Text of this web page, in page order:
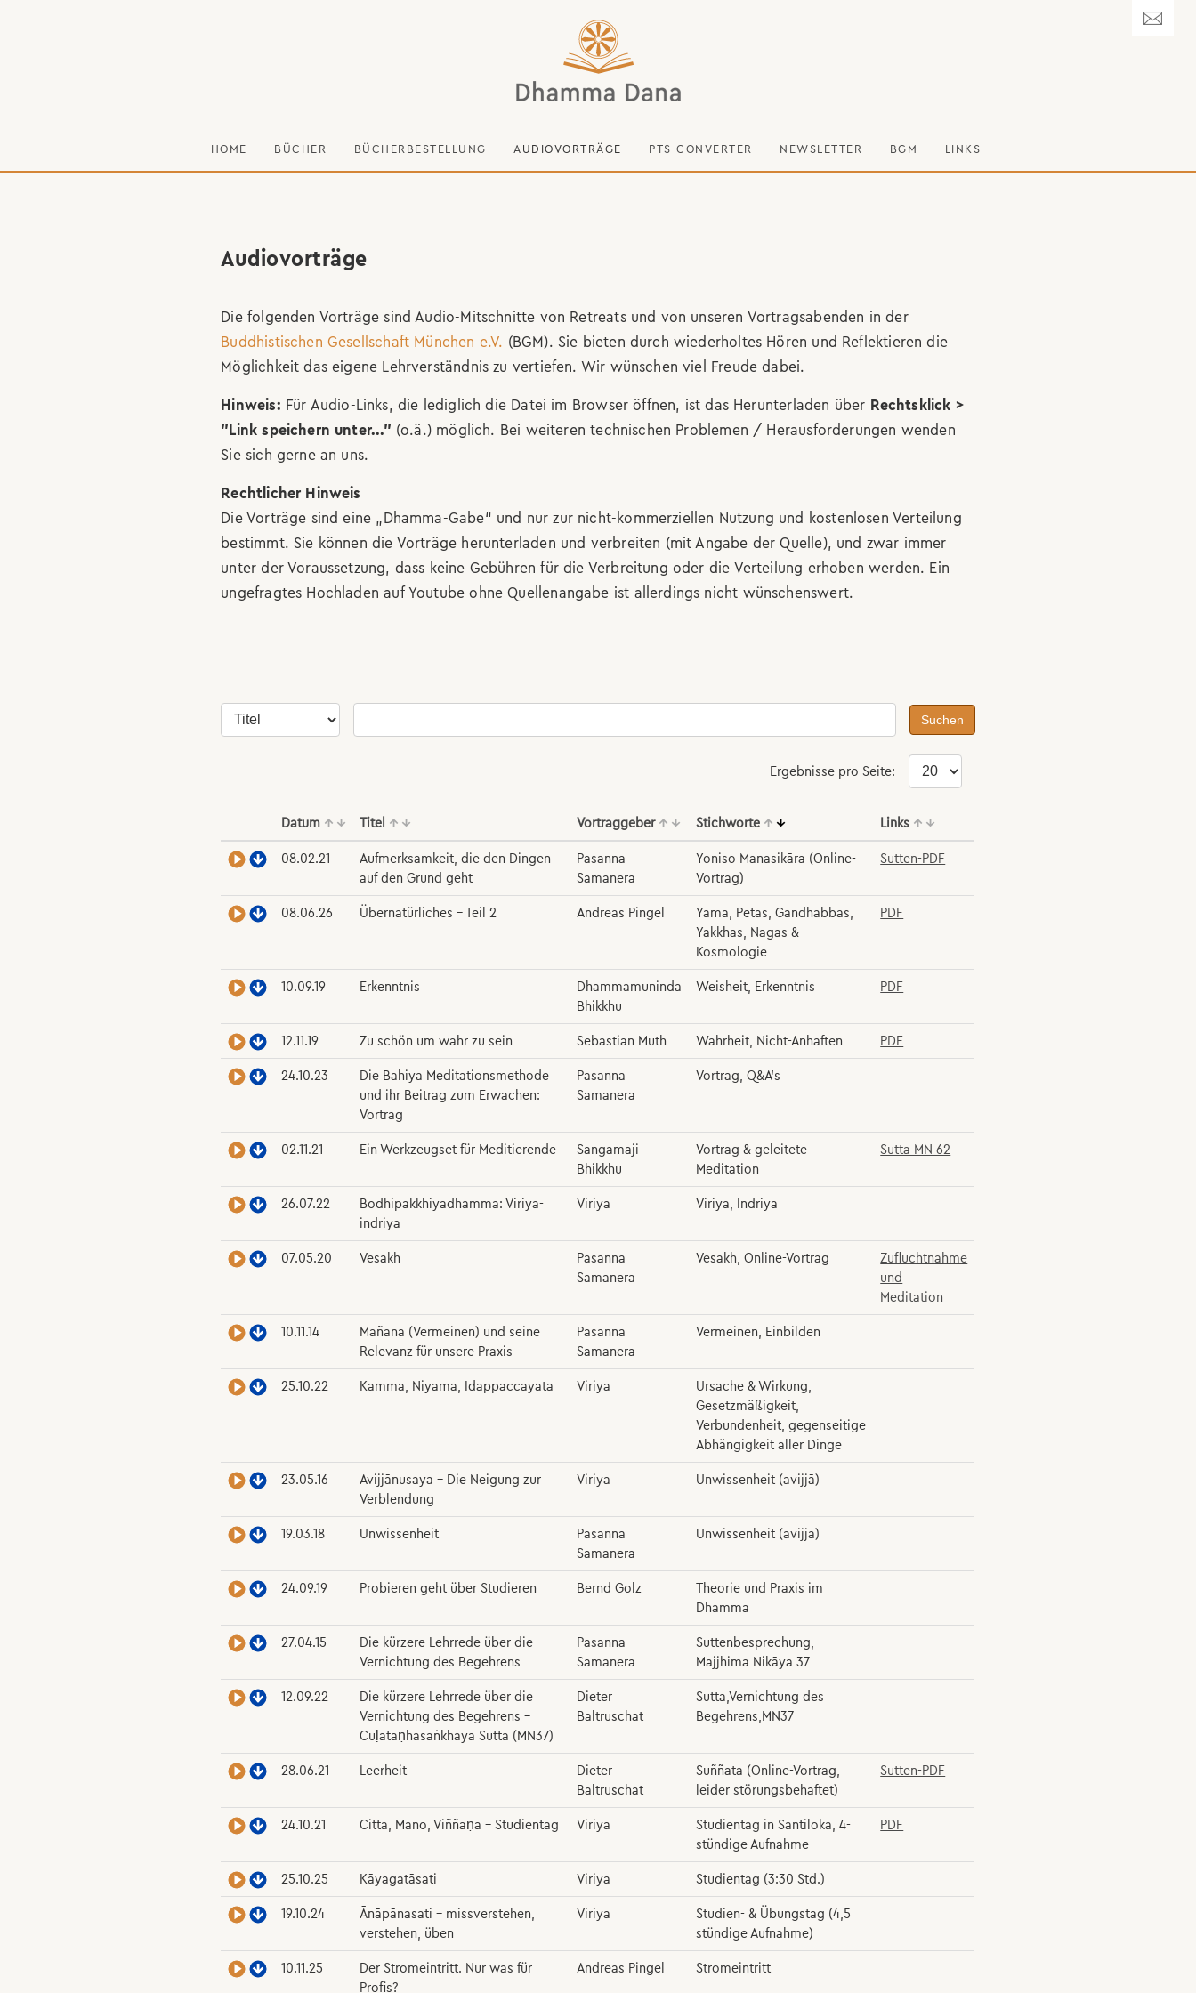
HOME BÜCHER BÜCHERBESTELLUNG AUDIOVORTRÄGE PTS-CONVERTER NEWSLETTER BGM LINKS
Audiovorträge
Die folgenden Vorträge sind Audio-Mitschnitte von Retreats und von unseren Vortragsabenden in der
Buddhistischen Gesellschaft München e.V. (BGM). Sie bieten durch wiederholtes Hören und Reflektieren die
Möglichkeit das eigene Lehrverständnis zu vertiefen. Wir wünschen viel Freude dabei.
Hinweis: Für Audio-Links, die lediglich die Datei im Browser öffnen, ist das Herunterladen über Rechtsklick >
"Link speichern unter..." (o.ä.) möglich. Bei weiteren technischen Problemen / Herausforderungen wenden
Sie sich gerne an uns.
Rechtlicher Hinweis
Die Vorträge sind eine „Dhamma-Gabe“ und nur zur nicht-kommerziellen Nutzung und kostenlosen Verteilung
bestimmt. Sie können die Vorträge herunterladen und verbreiten (mit Angabe der Quelle), und zwar immer
unter der Voraussetzung, dass keine Gebühren für die Verbreitung oder die Verteilung erhoben werden. Ein
ungefragtes Hochladen auf Youtube ohne Quellenangabe ist allerdings nicht wünschenswert.
Suchen
Ergebnisse pro Seite:
Datum ↑ ↓ Titel ↑ ↓ Vortraggeber ↑ ↓ Stichworte ↑ ↓ Links ↑ ↓
08.02.21
Aufmerksamkeit, die den Dingen
auf den Grund geht
Pasanna
Samanera
Yoniso Manasikāra (Online-
Vortrag)
Sutten-PDF
08.06.26 Übernatürliches – Teil 2 Andreas Pingel
Yama, Petas, Gandhabbas,
Yakkhas, Nagas &
Kosmologie
PDF
10.09.19 Erkenntnis
Dhammamuninda
Bhikkhu
Weisheit, Erkenntnis PDF
12.11.19 Zu schön um wahr zu sein Sebastian Muth Wahrheit, Nicht-Anhaften PDF
24.10.23
Die Bahiya Meditationsmethode
und ihr Beitrag zum Erwachen:
Vortrag
Pasanna
Samanera
Vortrag, Q&A's
02.11.21 Ein Werkzeugset für Meditierende
Sangamaji
Bhikkhu
Vortrag & geleitete
Meditation
Sutta MN 62
26.07.22
Bodhipakkhiyadhamma: Viriya-
indriya
Viriya Viriya, Indriya
07.05.20 Vesakh
Pasanna
Samanera
Vesakh, Online-Vortrag
Zufluchtnahme
und
Meditation
10.11.14
Mañana (Vermeinen) und seine
Relevanz für unsere Praxis
Pasanna
Samanera
Vermeinen, Einbilden
25.10.22 Kamma, Niyama, Idappaccayata Viriya
Ursache & Wirkung,
Gesetzmäßigkeit,
Verbundenheit, gegenseitige
Abhängigkeit aller Dinge
23.05.16
Avijjānusaya – Die Neigung zur
Verblendung
Viriya Unwissenheit (avijjā)
19.03.18 Unwissenheit
Pasanna
Samanera
Unwissenheit (avijjā)
24.09.19 Probieren geht über Studieren Bernd Golz
Theorie und Praxis im
Dhamma
27.04.15
Die kürzere Lehrrede über die
Vernichtung des Begehrens
Pasanna
Samanera
Suttenbesprechung,
Majjhima Nikāya 37
12.09.22
Die kürzere Lehrrede über die
Vernichtung des Begehrens –
Cūḷataṇhāsaṅkhaya Sutta (MN37)
Dieter
Baltruschat
Sutta,Vernichtung des
Begehrens,MN37
28.06.21 Leerheit
Dieter
Baltruschat
Suññata (Online-Vortrag,
leider störungsbehaftet)
Sutten-PDF
24.10.21 Citta, Mano, Viññāṇa – Studientag Viriya
Studientag in Santiloka, 4-
stündige Aufnahme
PDF
25.10.25 Kāyagatāsati Viriya Studientag (3:30 Std.)
19.10.24
Ānāpānasati – missverstehen,
verstehen, üben
Viriya
Studien- & Übungstag (4,5
stündige Aufnahme)
10.11.25
Der Stromeintritt. Nur was für
Profis?
Andreas Pingel Stromeintritt